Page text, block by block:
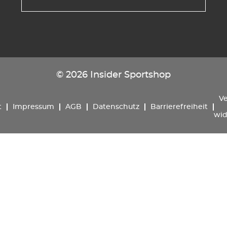
© 2026 Insider Sportshop
Impressum AGB Datenschutz Barrierefreiheit